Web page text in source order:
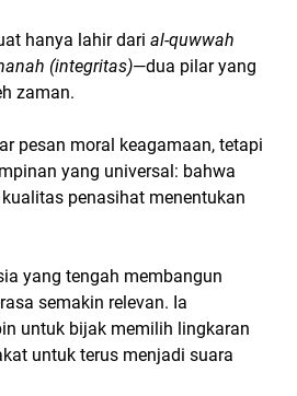
hanya lahir dari al-quwwah
(integritas)—dua pilar yang
zaman.
pesan moral keagamaan, tetapi
yang universal: bahwa
penasihat menentukan
yang tengah membangun
semakin relevan. Ia
untuk bijak memilih lingkaran
untuk terus menjadi suara